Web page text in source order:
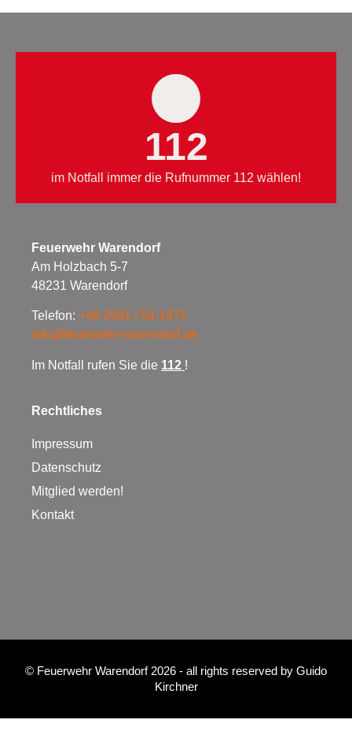
112
im Notfall immer die Rufnummer 112 wählen!
Feuerwehr Warendorf
Am Holzbach 5-7
48231 Warendorf
Telefon: +49 2581 / 54-1371
info@feuerwehr-warendorf.de
Im Notfall rufen Sie die 112 !
Rechtliches
Impressum
Datenschutz
Mitglied werden!
Kontakt
© Feuerwehr Warendorf 2026 - all rights reserved by Guido
Kirchner